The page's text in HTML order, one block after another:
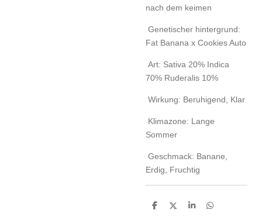
nach dem keimen
Genetischer hintergrund:
Fat Banana x Cookies Auto
Art: Sativa 20% Indica
70% Ruderalis 10%
Wirkung: Beruhigend, Klar
Klimazone: Lange
Sommer
Geschmack: Banane,
Erdig, Fruchtig
T
T
T
T